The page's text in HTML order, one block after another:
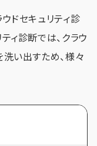
ドセキュリティ診
ィ診断では、クラウ
洗い出すため、様々